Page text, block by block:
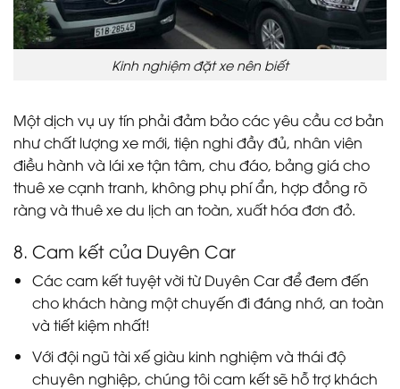
Kinh nghiệm đặt xe nên biết
Một dịch vụ uy tín phải đảm bảo các yêu cầu cơ bản
như chất lượng xe mới, tiện nghi đầy đủ, nhân viên
điều hành và lái xe tận tâm, chu đáo, bảng giá cho
thuê xe cạnh tranh, không phụ phí ẩn, hợp đồng rõ
ràng và thuê xe du lịch an toàn, xuất hóa đơn đỏ.
8. Cam kết của Duyên Car
Các cam kết tuyệt vời từ Duyên Car để đem đến
cho khách hàng một chuyến đi đáng nhớ, an toàn
và tiết kiệm nhất!
Với đội ngũ tài xế giàu kinh nghiệm và thái độ
chuyên nghiệp, chúng tôi cam kết sẽ hỗ trợ khách